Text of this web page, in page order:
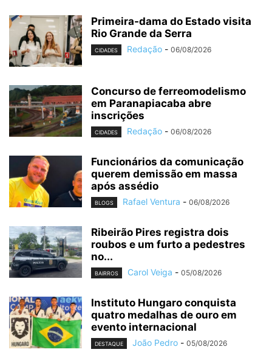
Primeira-dama do Estado visita
Rio Grande da Serra
CIDADES Redação - 06/08/2026
Concurso de ferreomodelismo
em Paranapiacaba abre
inscrições
CIDADES Redação - 06/08/2026
Funcionários da comunicação
querem demissão em massa
após assédio
BLOGS Rafael Ventura - 06/08/2026
Ribeirão Pires registra dois
roubos e um furto a pedestres
no...
BAIRROS Carol Veiga - 05/08/2026
Instituto Hungaro conquista
quatro medalhas de ouro em
evento internacional
DESTAQUE João Pedro - 05/08/2026